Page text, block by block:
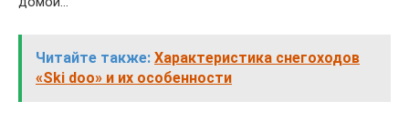
Читайте также: Характеристика снегоходов
«Ski doo» и их особенности